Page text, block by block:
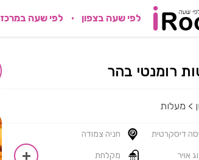
לפי שעה בצפון לפי שעה במרכז
רומנטי בהר
> מעלות
דיסקרטית חניה צמודה
אויר מקלחת